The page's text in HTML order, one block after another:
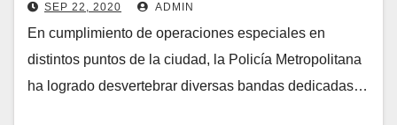
SEP 22, 2020 ADMIN
En cumplimiento de operaciones especiales en
distintos puntos de la ciudad, la Policía Metropolitana
ha logrado desvertebrar diversas bandas dedicadas…